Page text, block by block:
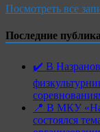
Посмотреть все
Последние
✔️ В
📍 В МКУ
состоялся